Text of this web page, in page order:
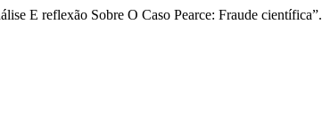
E reflexão Sobre O Caso Pearce: Fraude científica”.